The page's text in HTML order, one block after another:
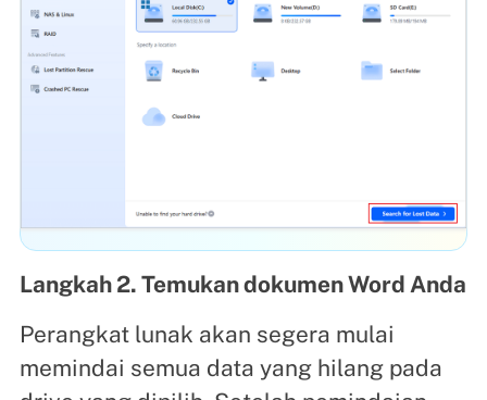
Langkah 2. Temukan dokumen Word Anda
Perangkat lunak akan segera mulai
memindai semua data yang hilang pada